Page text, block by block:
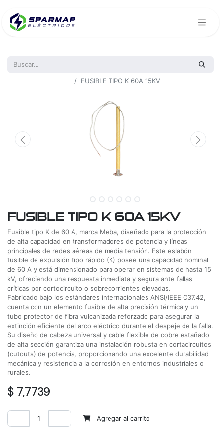
FUSIBLE TIPO K 60A 15KV
FUSIBLE TIPO K 60A 15KV
Fusible tipo K de 60 A, marca Meba, diseñado para la protección
de alta capacidad en transformadores de potencia y líneas
principales de redes aéreas de media tensión. Este eslabón
fusible de expulsión tipo rápido (K) posee una capacidad nominal
de 60 A y está dimensionado para operar en sistemas de hasta 15
kV, ofreciendo una respuesta inmediata y segura ante fallas
críticas por cortocircuito o sobrecorrientes elevadas.
Fabricado bajo los estándares internacionales ANSI/IEEE C37.42,
cuenta con un elemento fusible de alta precisión térmica y un
tubo protector de fibra vulcanizada reforzado para asegurar la
extinción eficiente del arco eléctrico durante el despeje de la falla.
Su diseño de cabeza universal y cable flexible de cobre estañado
de alta sección garantiza una instalación robusta en cortacircuitos
(cutouts) de potencia, proporcionando una excelente durabilidad
mecánica y resistencia a la corrosión en entornos industriales o
rurales.
$ 7,7739
Agregar al carrito